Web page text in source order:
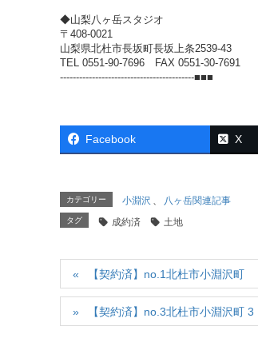
◆山梨八ヶ岳スタジオ
〒408-0021
山梨県北杜市長坂町長坂上条2539-43
TEL 0551-90-7696 FAX 0551-30-7691
------------------------------------------■■■
Facebook X
カテゴリー 小淵沢 、 八ヶ岳関連記事
タグ 成約済 土地
【契約済】no.1北杜市小淵沢町
【契約済】no.3北杜市小淵沢町 3